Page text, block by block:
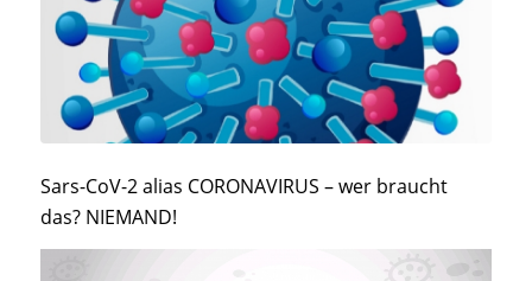
Sars-CoV-2 alias CORONAVIRUS – wer braucht
das? NIEMAND!